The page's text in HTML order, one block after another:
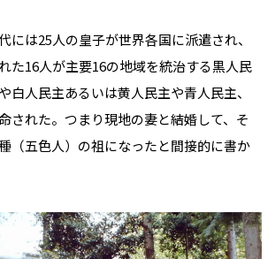
には25人の皇子が世界各国に派遣され、
た16人が主要16の地域を統治する黒人民
白人民主あるいは黄人民主や青人民主、
された。つまり現地の妻と結婚して、そ
（五色人）の祖になったと間接的に書か